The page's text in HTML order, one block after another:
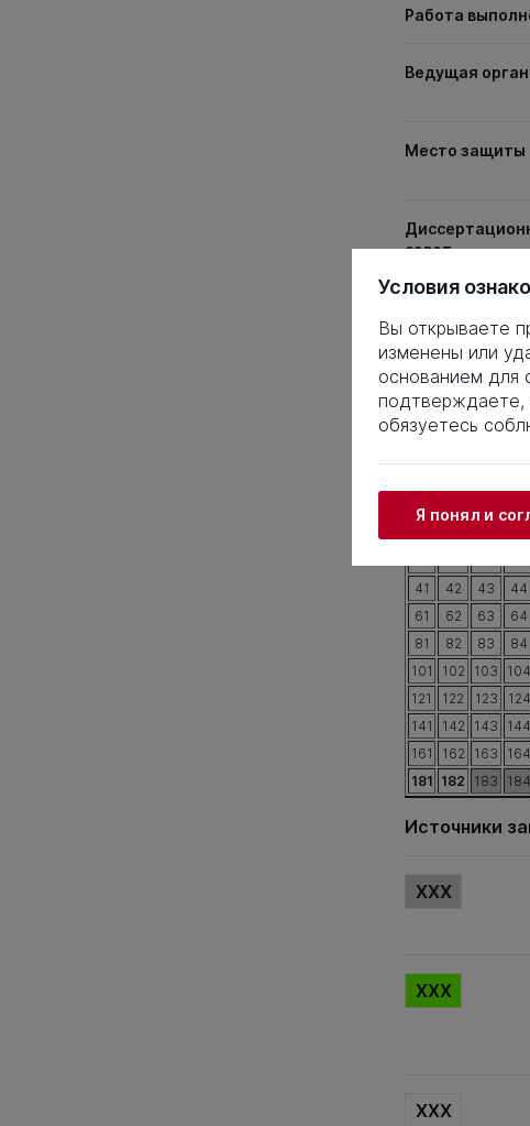
Работа
Ведущая
Место защиты
совет
Ученая
Таблица
41
42 43 44
61
62 63 64
81
82 83 84
101
102 103 104
121
122 123 124
141
142 143 144
161
162 163 164
181 182 183 184
Источники
XXX
XXX
XXX
Условия
Вы открываете
изменены или
основанием для
подтверждаете,
обязуетесь
Я понял и